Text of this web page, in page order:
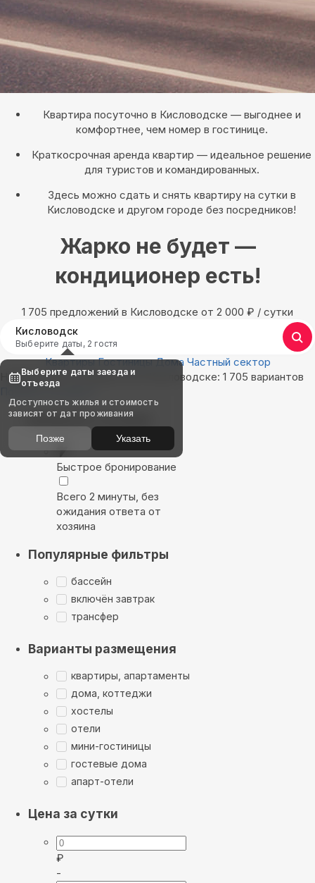
Квартира посуточно в Кисловодске — выгоднее и
комфортнее, чем номер в гостинице.
Краткосрочная аренда квартир — идеальное решение
для туристов и командированных.
Здесь можно сдать и снять квартиру на сутки в
Кисловодске и другом городе без посредников!
Жарко не будет —
кондиционер есть!
1 705 предложений в Кисловодске oт 2 000 ₽ / сутки
Кисловодск
Выберите даты, 2 гостя
Квартиры Гостиницы Дома Частный сектор
Найдём, где остановиться в Кисловодске: 1 705 вариантов
Показать на карте
Выбирайте лучшее
Быстрое бронирование
Всего 2 минуты, без
ожидания ответа от
хозяина
Популярные фильтры
бассейн
включён завтрак
трансфер
Варианты размещения
квартиры, апартаменты
дома, коттеджи
хостелы
отели
мини-гостиницы
гостевые дома
апарт-отели
Цена за сутки
₽
-
Выберите даты заезда и
отъезда
Доступность жилья и стоимость
зависят от дат проживания
Позже Указать